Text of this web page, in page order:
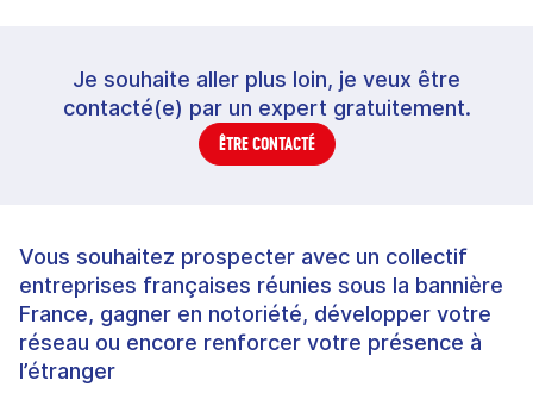
Je souhaite aller plus loin, je veux être
contacté(e) par un expert gratuitement.
ÊTRE CONTACTÉ
Vous souhaitez prospecter avec un collectif
entreprises françaises réunies sous la bannière
France, gagner en notoriété, développer votre
réseau ou encore renforcer votre présence à
l’étranger